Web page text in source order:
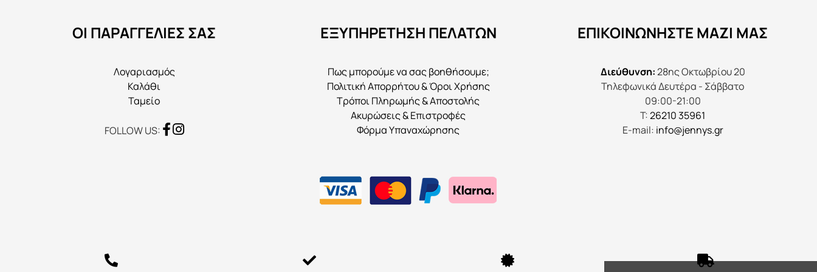
επιλεγούν
ΟΙ ΠΑΡΑΓΓΕΛΙΕΣ ΣΑΣ
Λογαριασμός
Καλάθι
Ταμείο
FOLLOW US:
ΕΞΥΠΗΡΕΤΗΣΗ ΠΕΛΑΤΩΝ
Πως μπορούμε να σας βοηθήσουμε;
Πολιτική Απορρήτου & Όροι Χρήσης
Τρόποι Πληρωμής & Αποστολής
Ακυρώσεις & Επιστροφές
Φόρμα Υπαναχώρησης
ΕΠΙΚΟΙΝΩΝΉΣΤΕ ΜΑΖΊ ΜΑΣ
Διεύθυνση:28ης Οκτωβρίου 20
Τηλεφωνικά Δευτέρα - Σάββατο
09:00-21:00
Τ:26210 35961
E-mail: info@jennys.gr